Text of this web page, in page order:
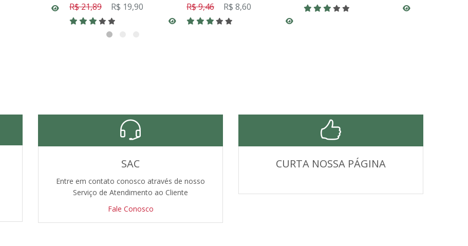
R$ 21,89 R$ 19,90 R$ 9,46 R$ 8,60
SAC
Entre em contato conosco através de nosso
Serviço de Atendimento ao Cliente
Fale Conosco
CURTA NOSSA PÁGINA